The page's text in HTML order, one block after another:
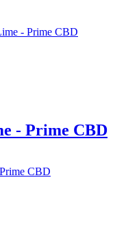
- Prime CBD